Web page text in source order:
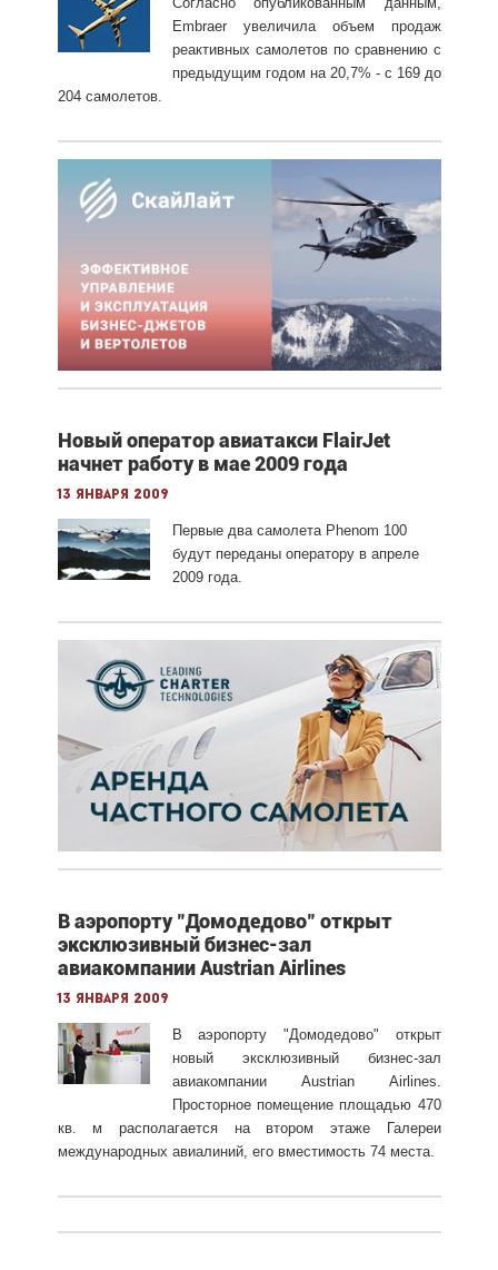
Embraer увеличила объем продаж
реактивных самолетов по сравнению с
предыдущим годом на 20,7% - с 169 до
204 самолетов.
Новый оператор авиатакси FlairJet
начнет работу в мае 2009 года
13 января 2009
Первые два самолета Phenom 100
будут переданы оператору в апреле
2009 года.
В аэропорту "Домодедово" открыт
эксклюзивный бизнес-зал
авиакомпании Austrian Airlines
13 января 2009
В аэропорту "Домодедово" открыт
новый эксклюзивный бизнес-зал
авиакомпании Austrian Airlines.
Просторное помещение площадью 470
кв. м располагается на втором этаже Галереи
международных авиалиний, его вместимость 74 места.